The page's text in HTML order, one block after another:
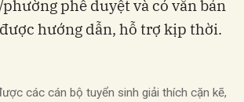
phê duyệt và có văn bản
hướng dẫn, hỗ trợ kịp thời.
các cán bộ tuyển sinh giải thích cặn kẽ,